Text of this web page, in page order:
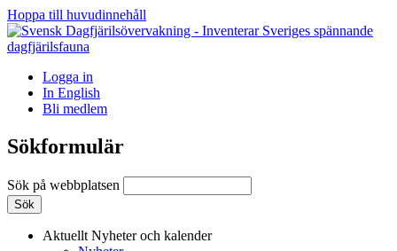
Hoppa till huvudinnehåll
Logga in
In English
Bli medlem
Sökformulär
Sök på webbplatsen
Aktuellt Nyheter och kalender